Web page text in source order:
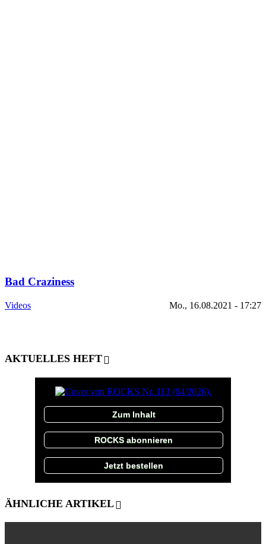
Bad Craziness
Videos Mo., 16.08.2021 - 17:27
AKTUELLES HEFT
Zum Inhalt
ROCKS abonnieren
Jetzt bestellen
ÄHNLICHE ARTIKEL